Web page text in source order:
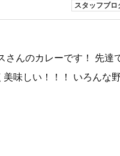
スタッフブロ
さんのカレーです！ 先達
味しい！！！ いろんな